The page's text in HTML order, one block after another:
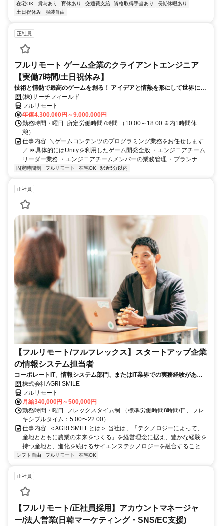
在宅OK
賞与あり 育休あり 交通費支給 資格取得手当あり
長期休暇あり
土日祝休み
服装自由
正社員
フルリモート ゲーム企業のクライアントエンジニア
【実働7時間/土日祝休み】
技術と情熱で最高のゲームを創る！ アイデアと情熱を形にして世界に送
り出そう！
(株)サーチフィールド
フルリモート
年俸4,300,000円～9,000,000円
勤務時間・曜日: 所定労働時間7時間 （10:00～18:00 ※内1時間休
憩）
仕事内容: ＼ゲームコンテンツのプログラミング業務をお任せします
／ ⏩具体的にはUnityを利用したゲーム開発全般 ・エンジニアチーム
リーダー業務 ・エンジニアチームメンバーの業務管理 ・プランナ...
固定時間制 フルリモート 在宅OK 駅近5分以内
正社員
【フルリモート/フルフレックス】スタートアップ企業
の情報システム担当者
コーポレートIT、情報システム部門、またはIT業界での実務経験がある
方、大歓迎！
株式会社AGRI SMILE
フルリモート
月給340,000円～500,000円
勤務時間・曜日: フレックスタイム制 （標準労働時間8時間/日、フレ
キシブルタイム：5:00〜22:00）
仕事内容: ＜AGRI SMILEとは＞ 当社は、「テクノロジーによって、
産地とともに農業の未来をつくる」を経営理念に据え、豊かな経験を
持つ産地と、進化を続けるサイエンステクノロジーを融合すること...
シフト自由 フルリモート 在宅OK
正社員
【フルリモート/正社員採用】アカウントマネージャ
ー/法人営業(日韓マーケティング・SNS/EC支援)